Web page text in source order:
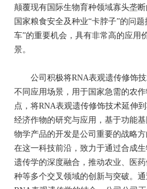
颠覆现有国际生物育种领域寡头垄
国家粮食安全及种业“卡脖子”的问
车”的重要机会，具有非常高的应用
景。
不同应用场景，用于国家急需的农
点，将RNA表观遗传修饰技术延伸
经济作物的研究与应用，基于功能
物学产品的开发是公司重要的战略
在这一科技前沿，致力于通过合成
遗传学的深度融合，推动农业、医
种等多个交叉领域的创新与突破。